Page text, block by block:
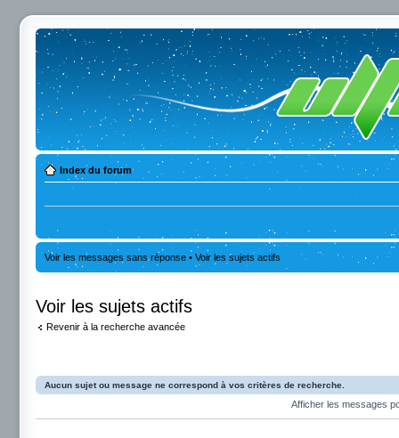
Index du forum
Voir les messages sans réponse • Voir les sujets actifs
Voir les sujets actifs
Revenir à la recherche avancée
Aucun sujet ou message ne correspond à vos critères de recherche.
Afficher les messages